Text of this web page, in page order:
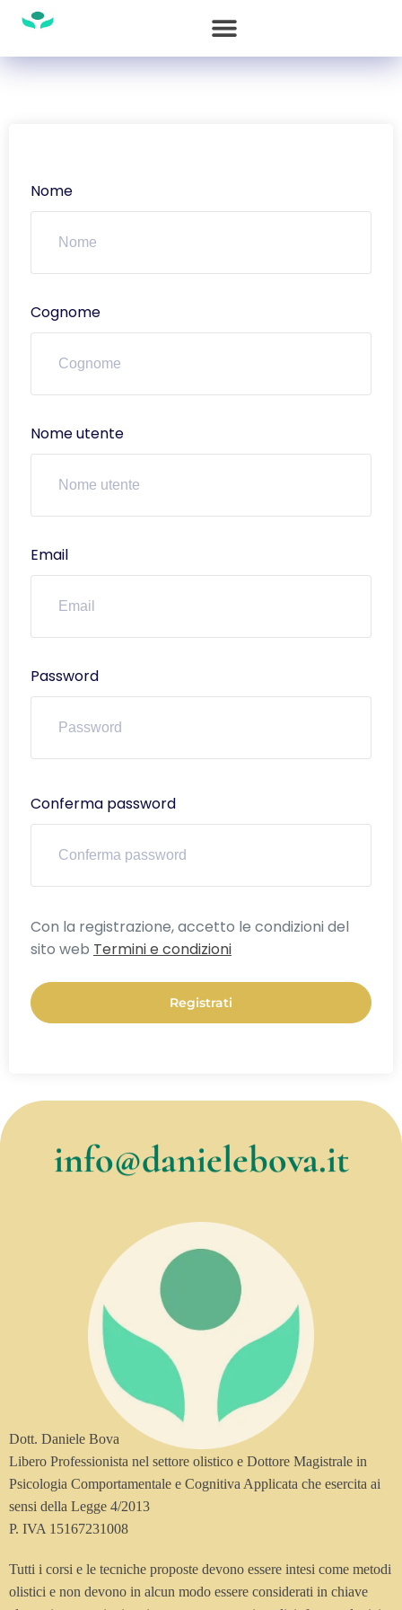
Nome
Cognome
Nome utente
Email
Password
Conferma password
Alternative:
Con la registrazione, accetto le condizioni del
sito web Termini e condizioni
Registrati
info@danielebova.it
Dott. Daniele Bova
Libero Professionista nel settore olistico e Dottore Magistrale in
Psicologia Comportamentale e Cognitiva Applicata che esercita ai
sensi della Legge 4/2013
P. IVA 15167231008
Tutti i corsi e le tecniche proposte devono essere intesi come metodi
olistici e non devono in alcun modo essere considerati in chiave